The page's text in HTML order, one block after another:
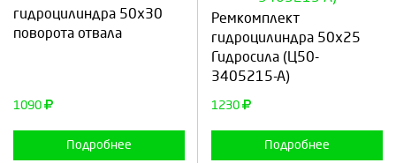
гидроцилиндра 50х30
поворота отвала
1090
Подробнее
Ремкомплект
гидроцилиндра 50х25
Гидросила (Ц50-
3405215-А)
1230
Подробнее
Продолжить